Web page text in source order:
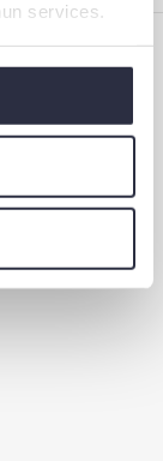
services.
US